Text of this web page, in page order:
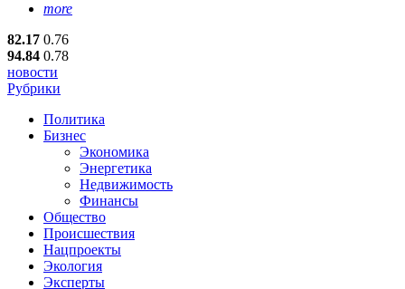
more
82.17 0.76
94.84 0.78
новости
Рубрики
Политика
Бизнес
Экономика
Энергетика
Недвижимость
Финансы
Общество
Происшествия
Нацпроекты
Экология
Эксперты